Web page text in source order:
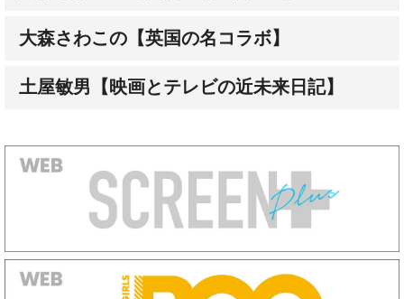
大森さわこの【英国の名コラボ】
土屋敏男【映画とテレビの近未来日記】